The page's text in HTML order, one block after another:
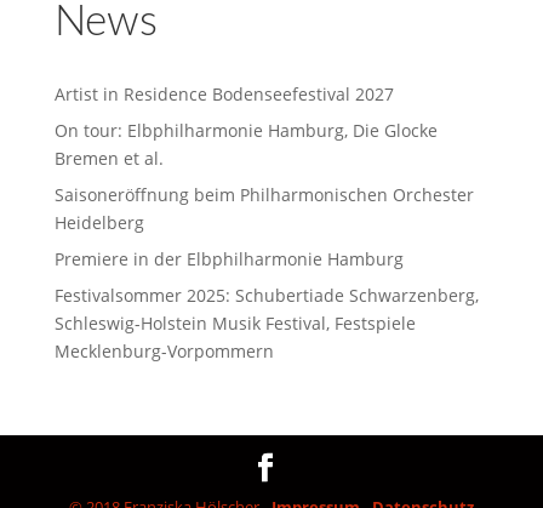
News
Artist in Residence Bodenseefestival 2027
On tour: Elbphilharmonie Hamburg, Die Glocke
Bremen et al.
Saisoneröffnung beim Philharmonischen Orchester
Heidelberg
Premiere in der Elbphilharmonie Hamburg
Festivalsommer 2025: Schubertiade Schwarzenberg,
Schleswig-Holstein Musik Festival, Festspiele
Mecklenburg-Vorpommern